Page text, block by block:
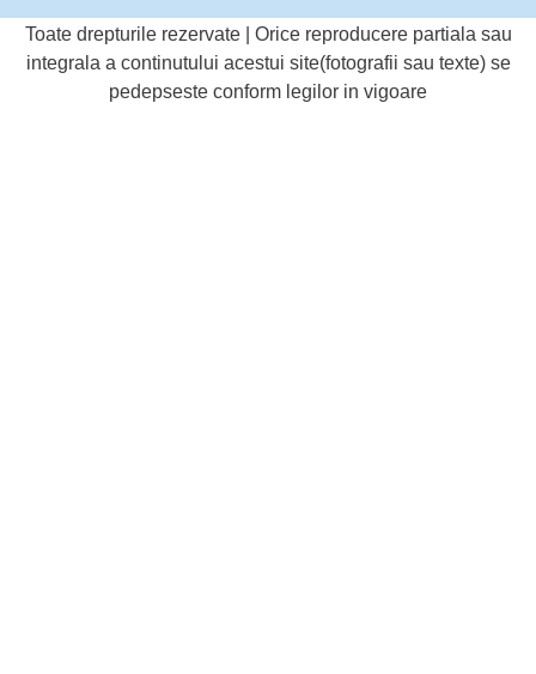
Toate drepturile rezervate | Orice reproducere partiala sau
integrala a continutului acestui site(fotografii sau texte) se
pedepseste conform legilor in vigoare